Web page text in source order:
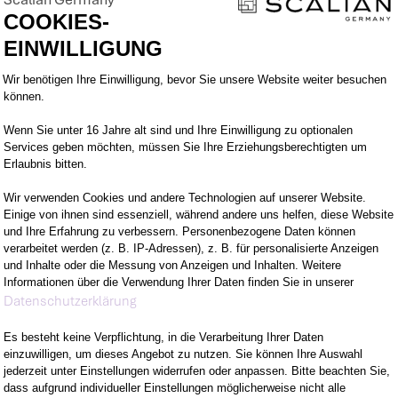
zu übernehmen.
VORHABEN
KANNST
WOMIT DU
WER WIR SIND
COOKIES-
EINWILLIGUNG
Einwilligungsmanagementplattform:
Wir benötigen Ihre Einwilligung, bevor Sie unsere Website weiter besuchen
können.
Wenn Sie unter 16 Jahre alt sind und Ihre Einwilligung zu optionalen
Services geben möchten, müssen Sie Ihre Erziehungsberechtigten um
Erlaubnis bitten.
Wir verwenden Cookies und andere Technologien auf unserer Website.
Einige von ihnen sind essenziell, während andere uns helfen, diese Website
und Ihre Erfahrung zu verbessern. Personenbezogene Daten können
verarbeitet werden (z. B. IP-Adressen), z. B. für personalisierte Anzeigen
und Inhalte oder die Messung von Anzeigen und Inhalten. Weitere
Informationen über die Verwendung Ihrer Daten finden Sie in unserer
Datenschutzerklärung
Es besteht keine Verpflichtung, in die Verarbeitung Ihrer Daten
einzuwilligen, um dieses Angebot zu nutzen. Sie können Ihre Auswahl
jederzeit unter Einstellungen widerrufen oder anpassen. Bitte beachten Sie,
dass aufgrund individueller Einstellungen möglicherweise nicht alle
Axeptio consent